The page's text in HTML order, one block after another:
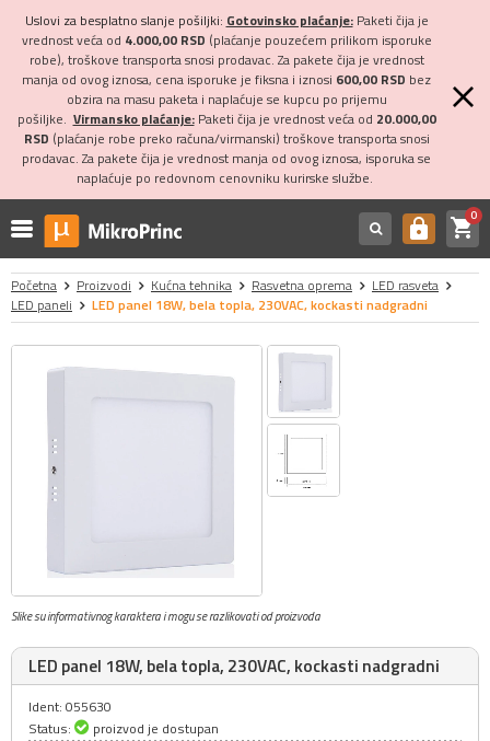
Uslovi za besplatno slanje pošiljki: Gotovinsko plaćanje:Paketi čija je
vrednost veća od 4.000,00 RSD (plaćanje pouzećem prilikom isporuke
robe), troškove transporta snosi prodavac. Za pakete čija je vrednost
manja od ovog iznosa, cena isporuke je fiksna i iznosi 600,00 RSD bez
obzira na masu paketa i naplaćuje se kupcu po prijemu
pošiljke. Virmansko plaćanje:Paketi čija je vrednost veća od 20.000,00
RSD (plaćanje robe preko računa/virmanski) troškove transporta snosi
prodavac. Za pakete čija je vrednost manja od ovog iznosa, isporuka se
naplaćuje po redovnom cenovniku kurirske službe.
https shopping_cart0
Početna Proizvodi Kućna tehnika Rasvetna oprema
LED rasveta
LED paneli
LED panel 18W, bela topla, 230VAC, kockasti nadgradni
Slike su informativnog karaktera i mogu se razlikovati od proizvoda
LED panel 18W, bela topla, 230VAC, kockasti nadgradni
Ident: 055630
Status:
proizvod je dostupan